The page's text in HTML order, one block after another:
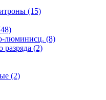
(15)
люминисц. (8)
(2)
(2)